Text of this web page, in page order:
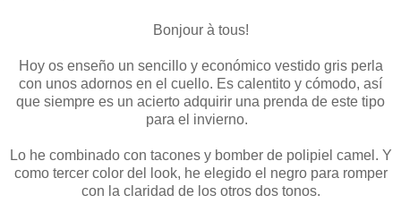
Bonjour à tous!
Hoy os enseño un sencillo y económico vestido gris perla
con unos adornos en el cuello. Es calentito y cómodo, así
que siempre es un acierto adquirir una prenda de este tipo
para el invierno.
Lo he combinado con tacones y bomber de polipiel camel. Y
como tercer color del look, he elegido el negro para romper
con la claridad de los otros dos tonos.